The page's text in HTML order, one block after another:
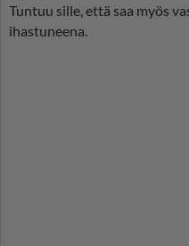
Tuntuu sille, että saa myös
ihastuneena.